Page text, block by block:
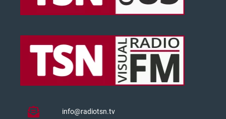
info@radiotsn.tv